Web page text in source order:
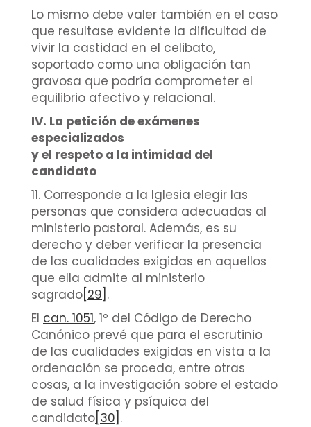
Lo mismo debe valer también en el caso
que resultase evidente la dificultad de
vivir la castidad en el celibato,
soportado como una obligación tan
gravosa que podría comprometer el
equilibrio afectivo y relacional.
IV. La petición de exámenes
especializados
y el respeto a la intimidad del
candidato
11. Corresponde a la Iglesia elegir las
personas que considera adecuadas al
ministerio pastoral. Además, es su
derecho y deber verificar la presencia
de las cualidades exigidas en aquellos
que ella admite al ministerio
sagrado [29] .
El can. 1051, 1º del Código de Derecho
Canónico prevé que para el escrutinio
de las cualidades exigidas en vista a la
ordenación se proceda, entre otras
cosas, a la investigación sobre el estado
de salud física y psíquica del
candidato [30] .